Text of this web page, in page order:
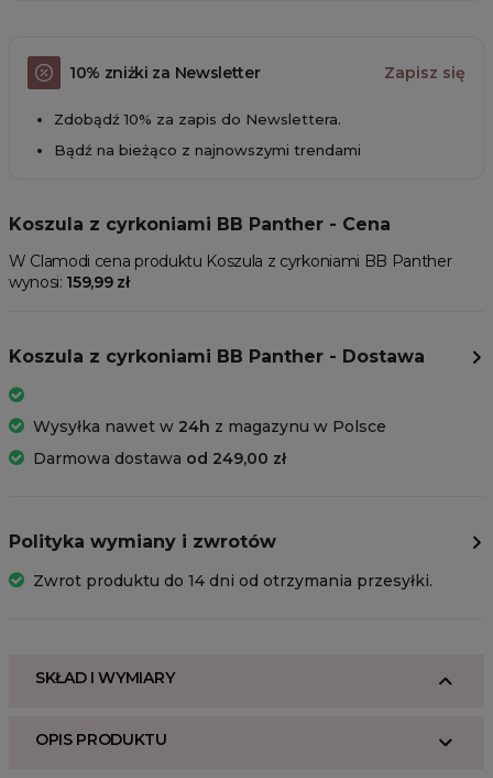
10% zniżki za Newsletter Zapisz się
Zdobądź 10% za zapis do Newslettera.
Bądź na bieżąco z najnowszymi trendami
Koszula z cyrkoniami BB Panther - Cena
W Clamodi cena produktu Koszula z cyrkoniami BB Panther
wynosi: 159,99 zł
Koszula z cyrkoniami BB Panther - Dostawa
Wysyłka nawet w 24h z magazynu w Polsce
Darmowa dostawa od 249,00 zł
Polityka wymiany i zwrotów
Zwrot produktu do 14 dni od otrzymania przesyłki.
SKŁAD I WYMIARY
OPIS PRODUKTU